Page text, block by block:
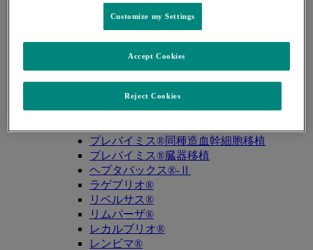
ゾリンザ®
ニューモバックス®NP
バクニュバンス®（小児）
バクニュバンス®（成人）
ピフェルトロ®
プレバイミス®同種造血幹細胞移植
プレバイミス®臓器移植
ヘプタバックス®-Ⅱ
ラゲブリオ®
リベルサス®
リムパーザ®
レカルブリオ®
レンビマ®
Customize my Settings
Reject Cookies
Accept Cookies